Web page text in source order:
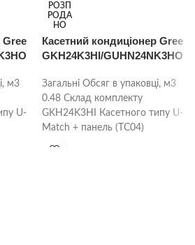
Gree
м3
U-
РОЗП
РОДА
НО
Касетний кондиціонер Gree
GKH24K3HI/GUHN24NK3HO
Загальні Обсяг в упаковці, м3
0.48 Склад комплекту
GKH24K3HI Касетного типу U-
Match + панель (ТС04)